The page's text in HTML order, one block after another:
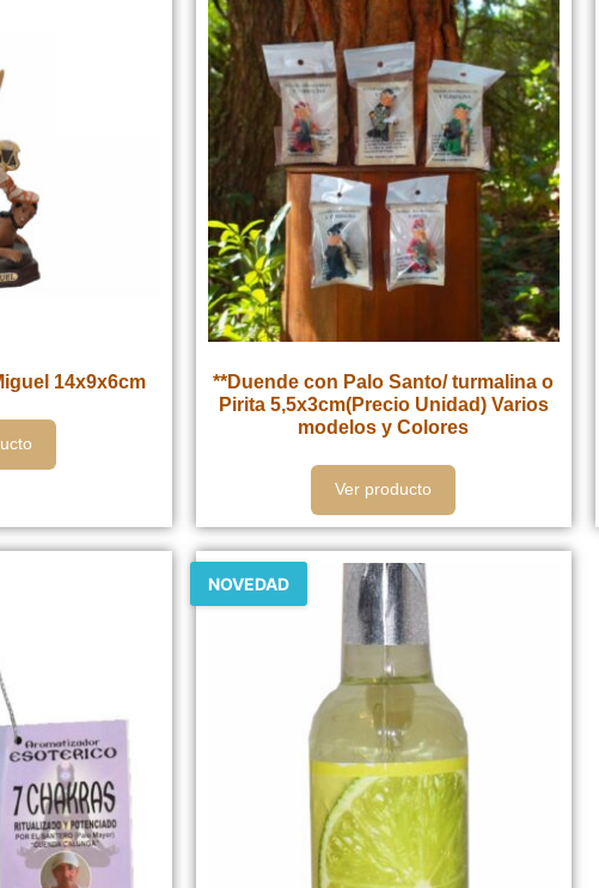
14x9x6cm
**Duende con Palo Santo/ turmalina o
Pirita 5,5x3cm(Precio Unidad) Varios
modelos y Colores
Ver producto
NOVEDAD